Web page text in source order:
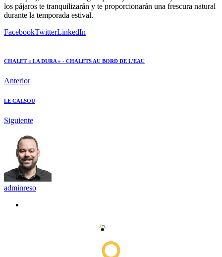
los pájaros te tranquilizarán y te proporcionarán una frescura natural
durante la temporada estival.
FacebookTwitterLinkedIn
CHALET « LA DURA » - CHALETS AU BORD DE L’EAU
Anterior
LE CALSOU
Siguiente
adminreso